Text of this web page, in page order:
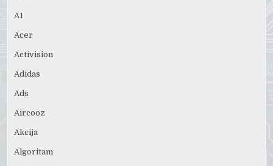
A1
Acer
Activision
Adidas
Ads
Aircooz
Akcija
Algoritam